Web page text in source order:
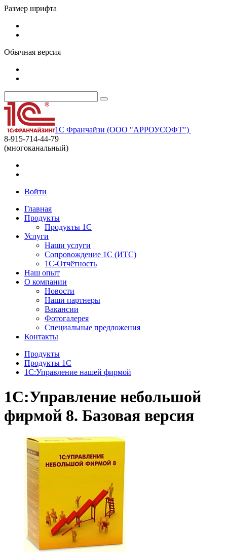
Размер шрифта
Обычная версия
1С Франчайзи (ООО "АРРОУСОФТ")
8-915-714-44-79
(многоканальный)
Войти
Главная
Продукты
Продукты 1С
Услуги
Наши услуги
Сопровождение 1С (ИТС)
1С-Отчётность
Наш опыт
О компании
Новости
Наши партнеры
Вакансии
Фотогалерея
Специальные предложения
Контакты
Продукты
Продукты 1С
1С:Управление нашей фирмой
1С:Управление небольшой
фирмой 8. Базовая версия